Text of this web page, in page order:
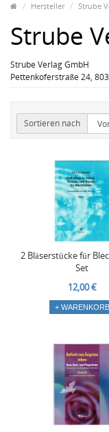
Hersteller Strube
Strube
Strube Verlag GmbH
Pettenkoferstraße 24,
Sortieren nach
2 Bläserstücke für
Set
12,00 €
+ WARENKORB